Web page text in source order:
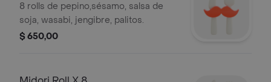
8 rolls de pepino,sésamo, salsa de
soja, wasabi, jengibre, palitos.
$ 650,00